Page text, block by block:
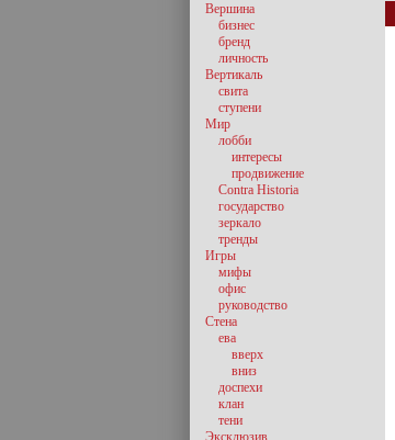
Вершина
бизнес
бренд
личность
Вертикаль
свита
ступени
Мир
лобби
интересы
продвижение
Contra Historia
государство
зеркало
тренды
Игры
мифы
офис
руководство
Стена
ева
вверх
вниз
доспехи
клан
тени
Эксклюзив